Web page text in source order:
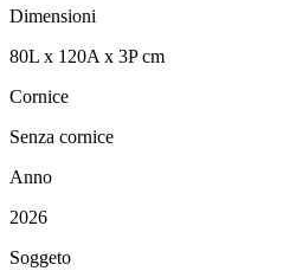
Dimensioni
80L x 120A x 3Pcm
Cornice
Senza cornice
Anno
2026
Soggeto